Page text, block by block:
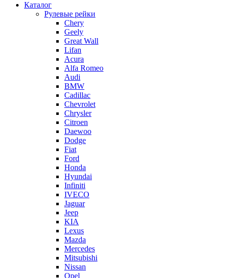
Каталог
Рулевые рейки
Chery
Geely
Great Wall
Lifan
Acura
Alfa Romeo
Audi
BMW
Cadillac
Chevrolet
Chrysler
Citroen
Daewoo
Dodge
Fiat
Ford
Honda
Hyundai
Infiniti
IVECO
Jaguar
Jeep
KIA
Lexus
Mazda
Mercedes
Mitsubishi
Nissan
Opel